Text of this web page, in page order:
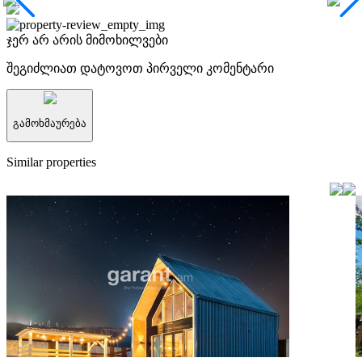
ჯერ არ არის მიმოხილვები
შეგიძლიათ დატოვოთ პირველი კომენტარი
გამოხმაურება
Similar properties